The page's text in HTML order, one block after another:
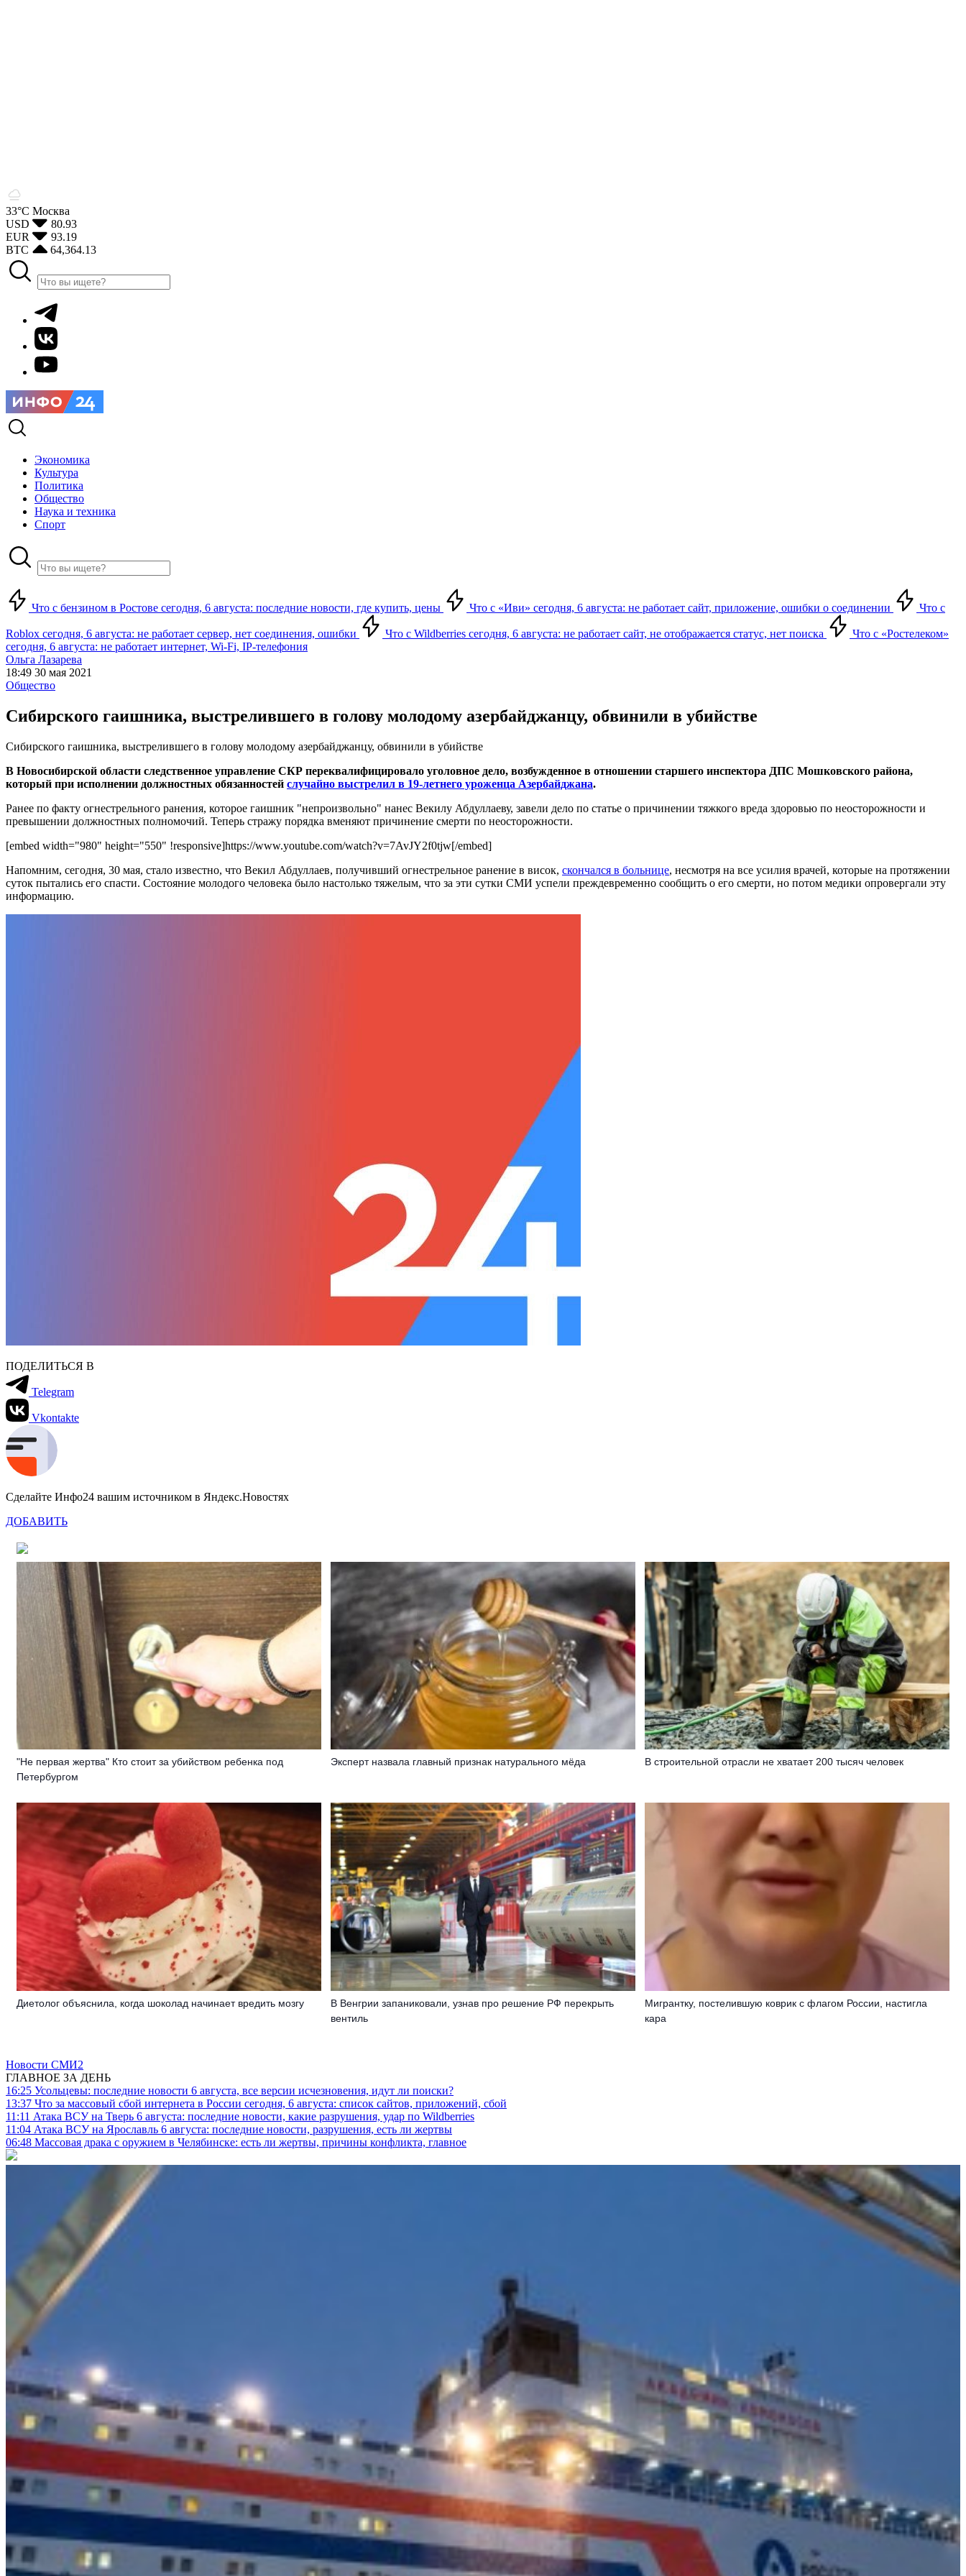
33°С Москва
USD
80.93
EUR
93.19
BTC
64,364.13
Экономика
Культура
Политика
Общество
Наука и техника
Спорт
Что с бензином в Ростове сегодня, 6 августа: последние новости, где купить, цены Что с «Иви» сегодня, 6 августа: не работает сайт, приложение, ошибки о соединении Что с
Roblox сегодня, 6 августа: не работает сервер, нет соединения, ошибки Что с Wildberries сегодня, 6 августа: не работает сайт, не отображается статус, нет поиска
Что с «Ростелеком»
сегодня, 6 августа: не работает интернет, Wi-Fi, IP-телефония
Ольга Лазарева
18:49 30 мая 2021
Общество
Сибирского гаишника, выстрелившего в голову молодому азербайджанцу, обвинили в убийстве
Сибирского гаишника, выстрелившего в голову молодому азербайджанцу, обвинили в убийстве
В Новосибирской области следственное управление СКР переквалифицировало уголовное дело, возбужденное в отношении старшего инспектора ДПС Мошковского района,
который при исполнении должностных обязанностей случайно выстрелил в 19-летнего уроженца Азербайджана.
Ранее по факту огнестрельного ранения, которое гаишник "непроизвольно" нанес Векилу Абдуллаеву, завели дело по статье о причинении тяжкого вреда здоровью по неосторожности и
превышении должностных полномочий. Теперь стражу порядка вменяют причинение смерти по неосторожности.
[embed width="980" height="550" !responsive]https://www.youtube.com/watch?v=7AvJY2f0tjw[/embed]
Напомним, сегодня, 30 мая, стало известно, что Векил Абдуллаев, получивший огнестрельное ранение в висок, скончался в больнице, несмотря на все усилия врачей, которые на протяжении
суток пытались его спасти. Состояние молодого человека было настолько тяжелым, что за эти сутки СМИ успели преждевременно сообщить о его смерти, но потом медики опровергали эту
информацию.
ПОДЕЛИТЬСЯ В
Telegram
Vkontakte
Сделайте Инфо24 вашим источником в Яндекс.Новостях
ДОБАВИТЬ
"Не первая жертва" Кто стоит за убийством ребенка под
Петербургом
Эксперт назвала главный признак натурального мёда В строительной отрасли не хватает 200 тысяч человек
Диетолог объяснила, когда шоколад начинает вредить мозгу
В Венгрии запаниковали, узнав про решение РФ перекрыть
вентиль
Мигрантку, постелившую коврик с флагом России, настигла
кара
Новости СМИ2
ГЛАВНОЕ ЗА ДЕНЬ
16:25 Усольцевы: последние новости 6 августа, все версии исчезновения, идут ли поиски?
13:37 Что за массовый сбой интернета в России сегодня, 6 августа: список сайтов, приложений, сбой
11:11 Атака ВСУ на Тверь 6 августа: последние новости, какие разрушения, удар по Wildberries
11:04 Атака ВСУ на Ярославль 6 августа: последние новости, разрушения, есть ли жертвы
06:48 Массовая драка с оружием в Челябинске: есть ли жертвы, причины конфликта, главное